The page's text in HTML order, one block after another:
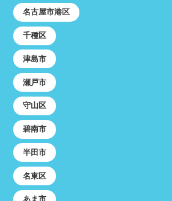
名古屋市港区
千種区
津島市
瀬戸市
守山区
碧南市
半田市
名東区
あま市